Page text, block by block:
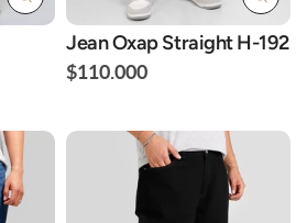
Jean Oxap Straight H-192
$110.000